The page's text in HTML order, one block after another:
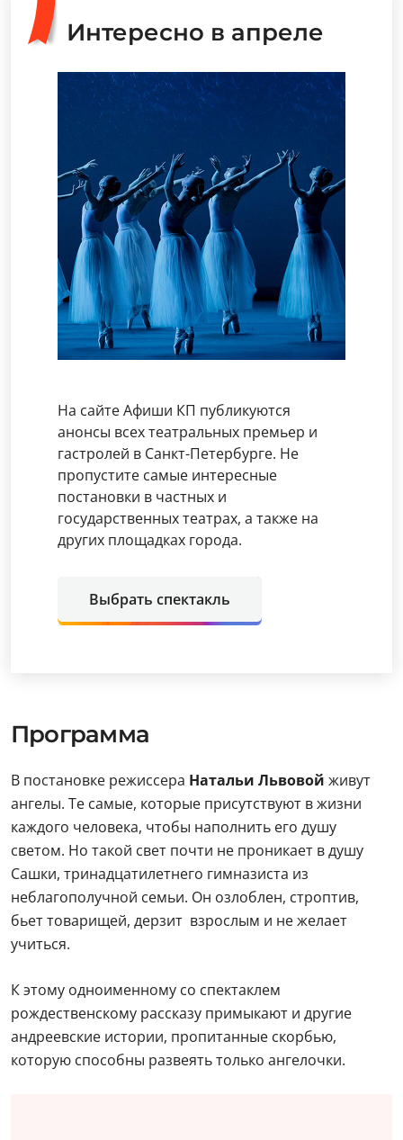
Интересно в апреле
На сайте Афиши КП публикуются
анонсы всех театральных премьер и
гастролей в Санкт-Петербурге. Не
пропустите самые интересные
постановки в частных и
государственных театрах, а также на
других площадках города.
Выбрать спектакль
Программа
В постановке режиссера Натальи Львовой живут
ангелы. Те самые, которые присутствуют в жизни
каждого человека, чтобы наполнить его душу
светом. Но такой свет почти не проникает в душу
Сашки, тринадцатилетнего гимназиста из
неблагополучной семьи. Он озлоблен, строптив,
бьет товарищей, дерзит взрослым и не желает
учиться.
К этому одноименному со спектаклем
рождественскому рассказу примыкают и другие
андреевские истории, пропитанные скорбью,
которую способны развеять только ангелочки.